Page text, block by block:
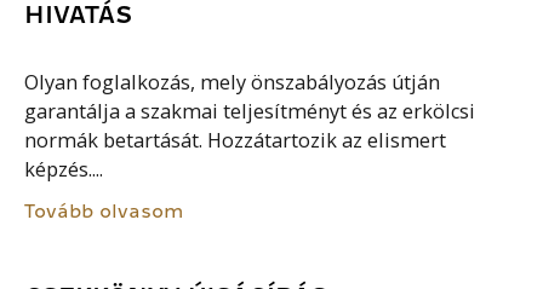
HIVATÁS
Olyan foglalkozás, mely önszabályozás útján
garantálja a szakmai teljesítményt és az erkölcsi
normák betartását. Hozzátartozik az elismert
képzés....
Tovább olvasom